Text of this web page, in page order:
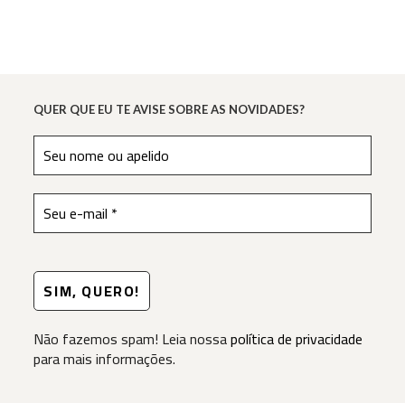
QUER QUE EU TE AVISE SOBRE AS NOVIDADES?
Não fazemos spam! Leia nossapolítica de privacidade
para mais informações.